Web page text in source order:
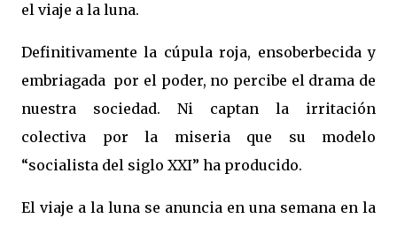
el viaje a la luna.
Definitivamente la cúpula roja, ensoberbecida y
embriagada por el poder, no percibe el drama de
nuestra sociedad. Ni captan la irritación
colectiva por la miseria que su modelo
“socialista del siglo XXI” ha producido.
El viaje a la luna se anuncia en una semana en la